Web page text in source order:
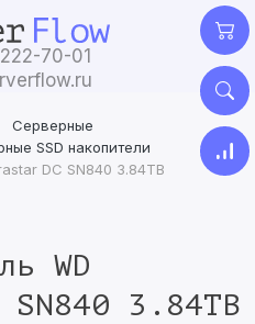
70-01
Серверные
SSD накопители
DC SN840 3.84TB
WD
3.84TB